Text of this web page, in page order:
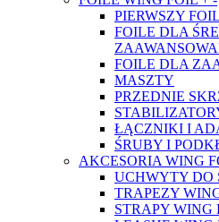
PIERWSZY
FOILE DLA
FOILE DLA
MASZTY
PRZEDNIE
ŁĄCZNIKI I
ŚRUBY I
AKCESORIA WING
UCHWYTY DO
TRAPEZY
STRAPY WING